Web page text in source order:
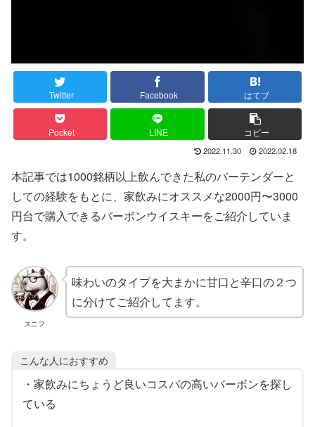
Twitter Facebook はてブ
Pocket LINE コピー
2022.11.30 2022.02.18
本記事では1000銘柄以上飲んできた私のバーテンダーと
しての経験をもとに、家飲みにオススメな2000円〜3000
円台で購入できるバーボンウイスキーをご紹介していま
す。
スニフ
味わいのタイプを大まかに甘口と辛口の２つ
に分けてご紹介してます。
こんな人におすすめ
・家飲みにちょうど良いコスパの高いバーボンを探し
ている